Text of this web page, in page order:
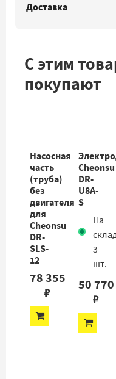
Доставка
С этим
покупают
Насосная
часть
(труба)
без
двигателя
для
Cheonsu
DR-
SLS-
12
78 355
₽
ДОБАВИТЬ
Cheonsu
DR-
U8A-
S
На
3
шт.
50 770
₽